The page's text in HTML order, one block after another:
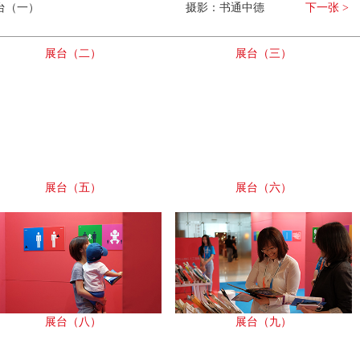
（一） 摄影：书通中德 下一张 >
展台（二） 展台（三）
展台（五） 展台（六）
展台（八） 展台（九）